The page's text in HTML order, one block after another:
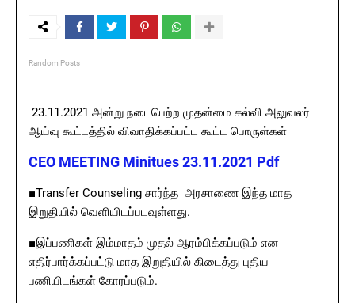
Random Posts
23.11.2021 அன்று நடைபெற்ற முதன்மை கல்வி அலுவலர்
ஆய்வு கூட்டத்தில் விவாதிக்கப்பட்ட கூட்ட பொருள்கள்
CEO MEETING Minitues 23.11.2021 Pdf
■Transfer Counseling சார்ந்த அரசாணை இந்த மாத
இறுதியில் வெளியிடப்படவுள்ளது.
■இப்பணிகள் இம்மாதம் முதல் ஆரம்பிக்கப்படும் என
எதிர்பார்க்கப்பட்டு மாத இறுதியில் கிடைத்து புதிய
பணியிடங்கள் கோரப்படும்.